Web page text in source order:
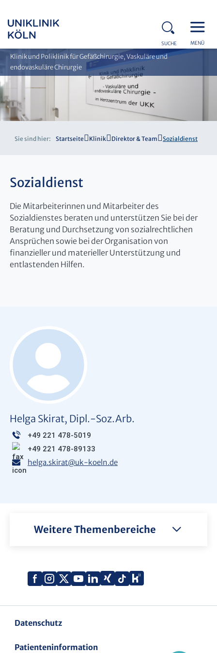
SUCHE MENÜ
Klinik und Poliklinik für Gefäßchirurgie, Vaskuläre und
endovaskuläre Chirurgie
Sie sind hier: Startseite Klinik Direktor & Team Sozialdienst
Sozialdienst
Die Mitarbeiterinnen und Mitarbeiter des
Sozialdienstes beraten und unterstützen Sie bei der
Beratung und Durchsetzung von sozialrechtlichen
Ansprüchen sowie bei der Organisation von
finanzieller und materieller Unterstützung und
entlastenden Hilfen.
Helga Skirat, Dipl.-Soz.Arb.
+49 221 478-5019
+49 221 478-89133
helga.skirat@uk-koeln.de
Weitere Themenbereiche
Facebook
Instagram
X
YouTube
LinkedIn
Xing TiktokKununu
Datenschutz
Patienteninformation